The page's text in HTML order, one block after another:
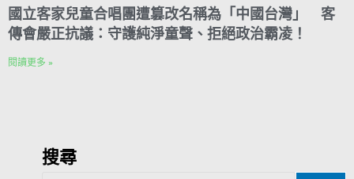
國立客家兒童合唱團遭篡改名稱為「中國台灣」 客
傳會嚴正抗議：守護純淨童聲、拒絕政治霸凌！
閱讀更多 »
搜尋